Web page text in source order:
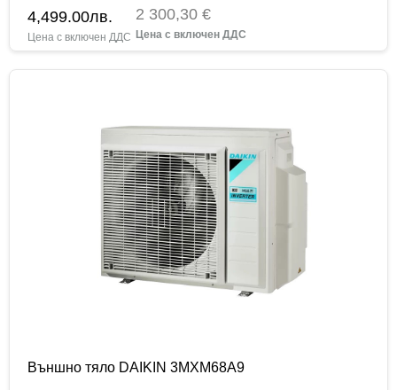
4,499.00лв. 2 300,30 €
Външно тяло DAIKIN 3MXM68A9